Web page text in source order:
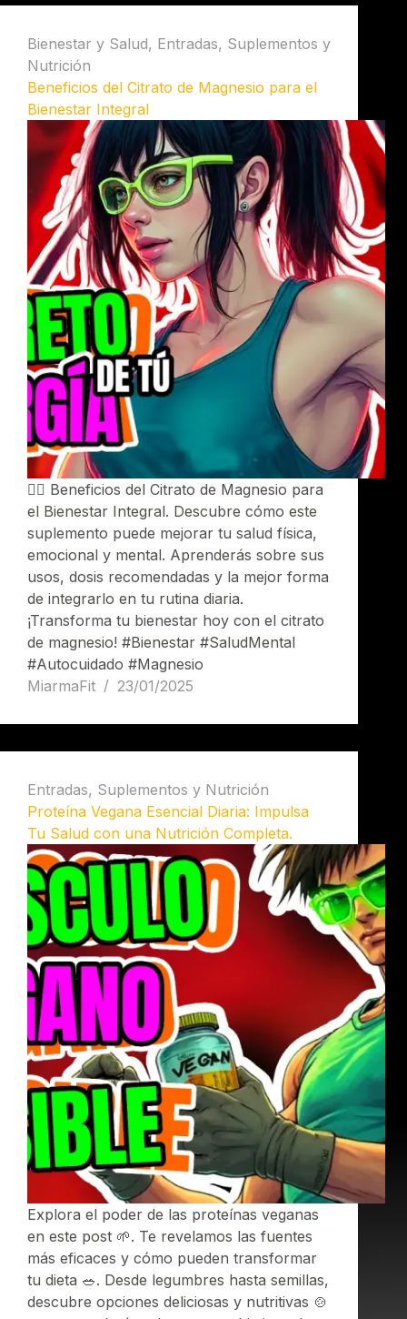
Bienestar y Salud, Entradas, Suplementos y
Nutrición
Beneficios del Citrato de Magnesio para el
Bienestar Integral
🧘‍♂️ Beneficios del Citrato de Magnesio para
el Bienestar Integral. Descubre cómo este
suplemento puede mejorar tu salud física,
emocional y mental. Aprenderás sobre sus
usos, dosis recomendadas y la mejor forma
de integrarlo en tu rutina diaria.
¡Transforma tu bienestar hoy con el citrato
de magnesio! #Bienestar #SaludMental
#Autocuidado #Magnesio
MiarmaFit
23/01/2025
Entradas, Suplementos y Nutrición
Proteína Vegana Esencial Diaria: Impulsa
Tu Salud con una Nutrición Completa.
Explora el poder de las proteínas veganas
en este post 🌱. Te revelamos las fuentes
más eficaces y cómo pueden transformar
tu dieta 🥗. Desde legumbres hasta semillas,
descubre opciones deliciosas y nutritivas 🍲